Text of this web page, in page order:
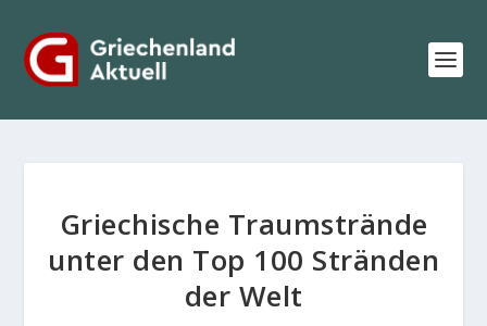
Griechische Traumstrände
unter den Top 100 Stränden
der Welt